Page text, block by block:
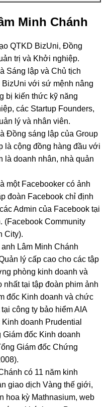
Minh Chánh
QTKD BizUni, Đồng
trị và Khởi nghiệp.
Sáng lập và Chủ tịch
với sứ mệnh nâng
bị kiến thức kỹ năng
các Startup Founders,
lý và nhân viên.
Đồng sáng lập của Group
là cộng đồng hàng đầu với
là doanh nhân, nhà quản
một Facebooker có ảnh
đoàn Facebook chỉ định
Admin của Facebook tại
(Facebook Community
City).
Lâm Minh Chánh
lý cấp cao cho các tập
phòng kinh doanh và
tại tập đoàn phim ảnh
đốc Kinh doanh và chức
công ty bảo hiểm AIA
doanh Prudential
Giám đốc Kinh doanh
Giám đốc Chứng
có 11 năm kinh
giao dịch Vàng thế giới,
hoa kỳ Mathnasium, web